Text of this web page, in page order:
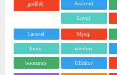
go语言 Android
Layui
Laravel Mysql
linux window
bootstrap UEditor